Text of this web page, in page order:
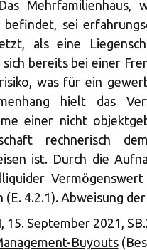
Mehrfamilienhaus,
befindet, sei
als eine
bereits bei einer
was für ein
hielt das
einer nicht
rechnerisch
ist. Durch die
(E. 4.2.1). Abweisung
15. September 2021,
Buyouts